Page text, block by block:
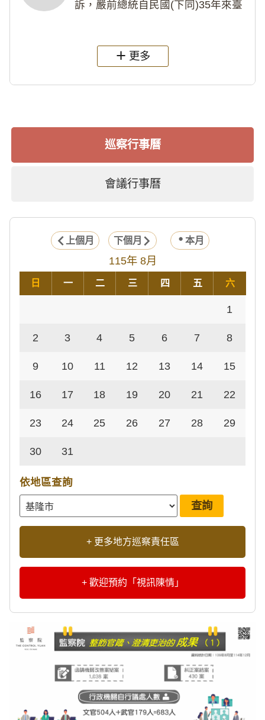
訴，嚴前總統自民國(下同)35年來臺
過世後，總統府於89年間函請其家屬
繼續留住
更多
巡察行事曆
會議行事曆
上個月 下個月 本月
115年 8月
日 一 二 三 四 五 六
1
2 3 4 5 6 7 8
9 10 11 12 13 14 15
16 17 18 19 20 21 22
23 24 25 26 27 28 29
30 31
依地區查詢
+ 更多地方巡察責任區
+ 歡迎預約「視訊陳情」